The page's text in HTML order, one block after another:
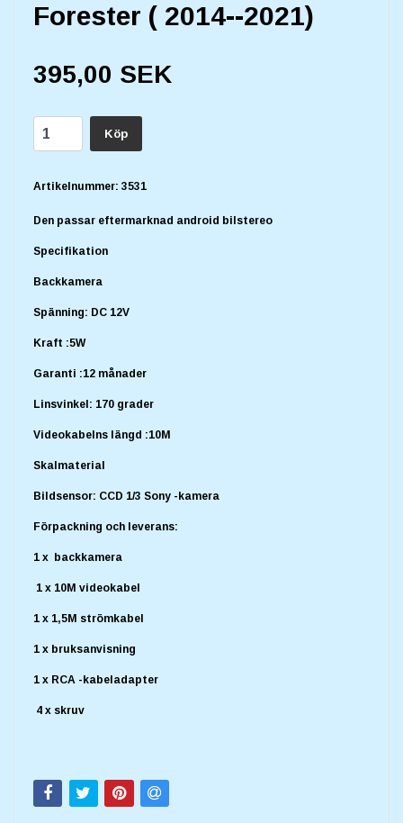
Forester ( 2014--2021)
395,00 SEK
Köp
Artikelnummer: 3531
Den passar eftermarknad android bilstereo
Specifikation
Backkamera
Spänning: DC 12V
Kraft :5W
Garanti :12 månader
Linsvinkel: 170 grader
Videokabelns längd :10M
Skalmaterial
Bildsensor: CCD 1/3 Sony -kamera
Förpackning och leverans:
1 x backkamera
1 x 10M videokabel
1 x 1,5M strömkabel
1 x bruksanvisning
1 x RCA -kabeladapter
4 x skruv